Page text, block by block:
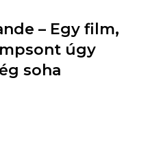
– Egy film,
úgy
soha